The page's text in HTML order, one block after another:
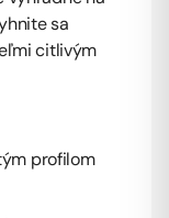
sa
citlivým
profilom